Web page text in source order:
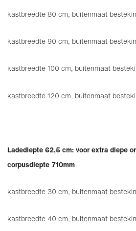
kastbreedte 80 cm, buitenmaat
kastbreedte 90 cm, buitenmaat
kastbreedte 100 cm, buitenmaat
kastbreedte 120 cm, buitenmaat
Ladediepte 62,5 cm: voor extra diepe
corpusdiepte 710mm
kastbreedte 30 cm, buitenmaat
kastbreedte 40 cm, buitenmaat